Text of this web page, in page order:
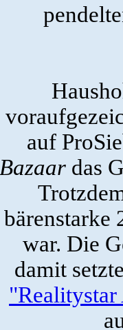
auf
Bazaardas
bärenstarke
war. Die
damit